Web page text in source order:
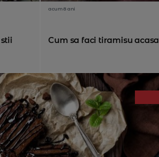
acum 8 ani
Cum sa faci tiramisu acasa